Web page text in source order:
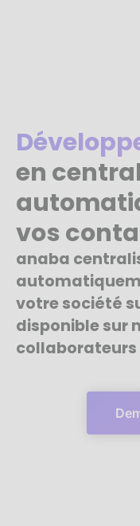
en
vos
anaba
votre société
disponible sur
collaborateurs